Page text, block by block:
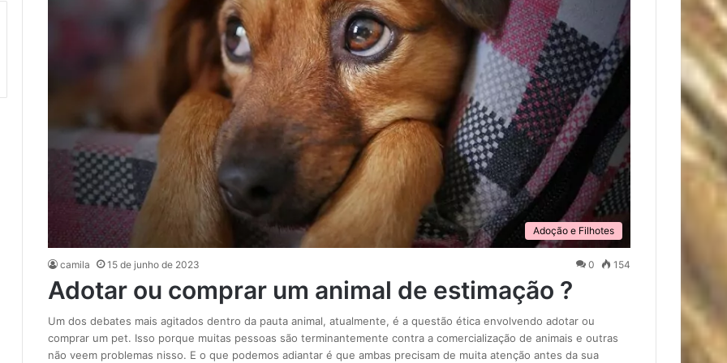
Adoção e Filhotes
camila 15 de junho de 2023 0 154
Adotar ou comprar um animal de estimação ?
Um dos debates mais agitados dentro da pauta animal, atualmente, é a questão ética envolvendo adotar ou
comprar um pet. Isso porque muitas pessoas são terminantemente contra a comercialização de animais e outras
não veem problemas nisso. E o que podemos adiantar é que ambas precisam de muita atenção antes da sua